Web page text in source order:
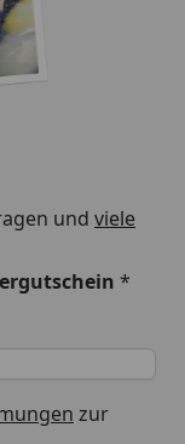
und viele
*
zur